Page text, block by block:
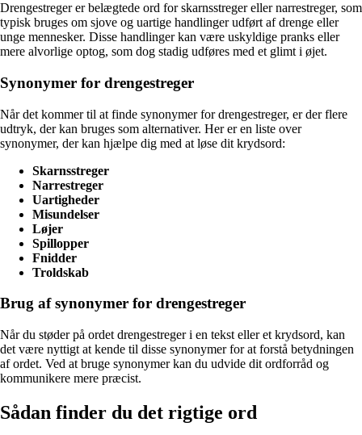
Drengestreger er belægtede ord for skarnsstreger eller narrestreger, som
typisk bruges om sjove og uartige handlinger udført af drenge eller
unge mennesker. Disse handlinger kan være uskyldige pranks eller
mere alvorlige optog, som dog stadig udføres med et glimt i øjet.
Synonymer for drengestreger
Når det kommer til at finde synonymer for drengestreger, er der flere
udtryk, der kan bruges som alternativer. Her er en liste over
synonymer, der kan hjælpe dig med at løse dit krydsord:
Skarnsstreger
Narrestreger
Uartigheder
Misundelser
Løjer
Spillopper
Fnidder
Troldskab
Brug af synonymer for drengestreger
Når du støder på ordet drengestreger i en tekst eller et krydsord, kan
det være nyttigt at kende til disse synonymer for at forstå betydningen
af ordet. Ved at bruge synonymer kan du udvide dit ordforråd og
kommunikere mere præcist.
Sådan finder du det rigtige ord